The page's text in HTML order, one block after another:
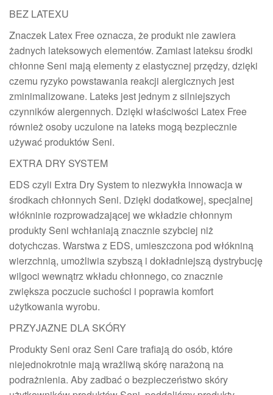
BEZ LATEXU
Znaczek Latex Free oznacza, że produkt nie zawiera
żadnych lateksowych elementów. Zamiast lateksu środki
chłonne Seni mają elementy z elastycznej przędzy, dzięki
czemu ryzyko powstawania reakcji alergicznych jest
zminimalizowane. Lateks jest jednym z silniejszych
czynników alergennych. Dzięki właściwości Latex Free
również osoby uczulone na lateks mogą bezpiecznie
używać produktów Seni.
EXTRA DRY SYSTEM
EDS czyli Extra Dry System to niezwykła innowacja w
środkach chłonnych Seni. Dzięki dodatkowej, specjalnej
włókninie rozprowadzającej we wkładzie chłonnym
produkty Seni wchłaniają znacznie szybciej niż
dotychczas. Warstwa z EDS, umieszczona pod włókniną
wierzchnią, umożliwia szybszą i dokładniejszą dystrybucję
wilgoci wewnątrz wkładu chłonnego, co znacznie
zwiększa poczucie suchości i poprawia komfort
użytkowania wyrobu.
PRZYJAZNE DLA SKÓRY
Produkty Seni oraz Seni Care trafiają do osób, które
niejednokrotnie mają wrażliwą skórę narażoną na
podrażnienia. Aby zadbać o bezpieczeństwo skóry